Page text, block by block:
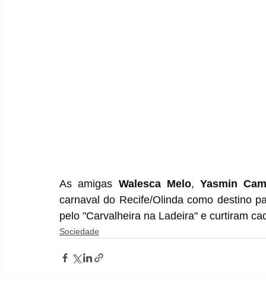
As amigas Walesca Melo, Yasmin
carnaval do Recife/Olinda como destino
pelo "Carvalheira na Ladeira" e curtiram
Sociedade